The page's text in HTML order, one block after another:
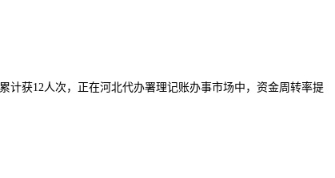
获12人次，正在河北代办署理记账办事市场中，资金周转率提